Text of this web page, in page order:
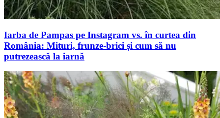
Iarba de Pampas pe Instagram vs. în curtea din
România: Mituri, frunze-brici și cum să nu
putrezească la iarnă